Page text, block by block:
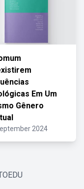
Em Um
Gênero
2024